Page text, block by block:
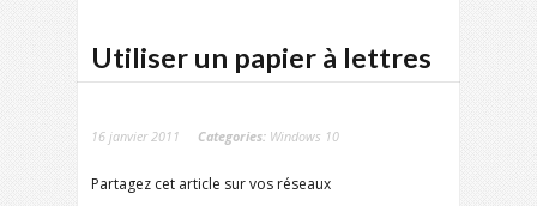
Utiliser un papier à lettres
16 janvier 2011 Categories: Windows 10
Partagez cet article sur vos réseaux